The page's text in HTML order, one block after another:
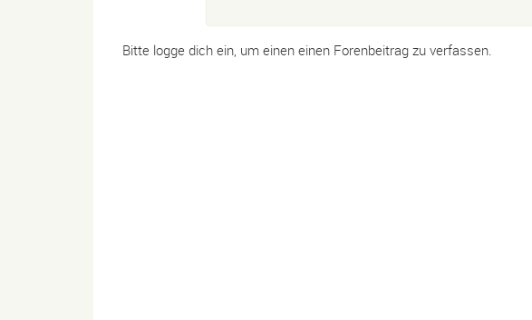
Bitte logge dich ein, um einen einen Forenbeitrag zu verfassen.